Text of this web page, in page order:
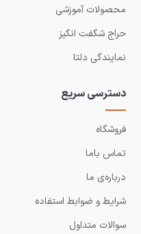
محصولات آموزشی
حراج شگفت انگیز
نمایندگی دلتا
دسترسی سریع
فروشگاه
تماس باما
درباره‌ی ما
شرایط و ضوابط استفاده
سوالات متداول